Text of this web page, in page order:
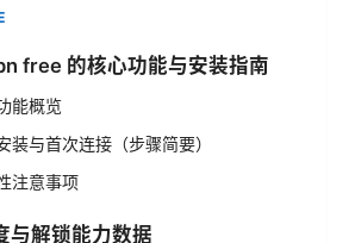
free 的核心功能与安装指南
能概览
装与首次连接（步骤简要）
注意事项
与解锁能力数据